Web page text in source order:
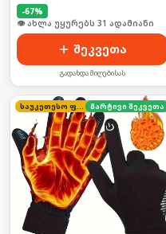
-67%
🛒 ბოლო 24სთ-ში იყიდა 41-მა
შეკვეთა
გადახდა მიღებისას
საუკეთესო ფასი მარტივი შეკვეთა